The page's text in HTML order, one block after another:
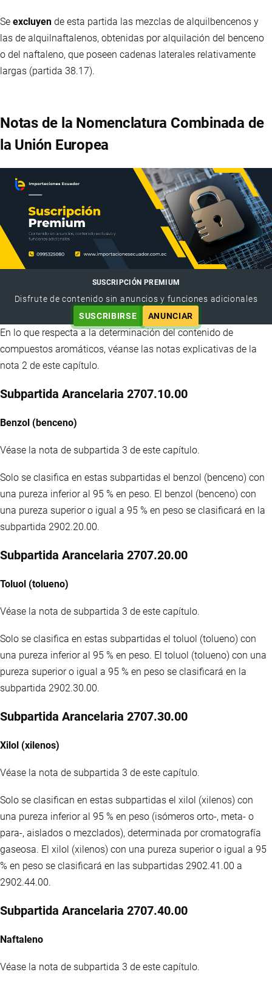
Se excluyen de esta partida las mezclas de alquilbencenos y
las de alquilnaftalenos, obtenidas por alquilación del benceno
o del naftaleno, que poseen cadenas laterales relativamente
largas (partida 38.17).
Notas de la Nomenclatura Combinada de
la Unión Europea
SUSCRIPCIÓN PREMIUM
Disfrute de contenido sin anuncios y funciones adicionales
SUSCRIBIRSE
ANUNCIAR
En lo que respecta a la determinación del contenido de
compuestos aromáticos, véanse las notas explicativas de la
nota 2 de este capítulo.
Subpartida Arancelaria 2707.10.00
Benzol (benceno)
Véase la nota de subpartida 3 de este capítulo.
Solo se clasifica en estas subpartidas el benzol (benceno) con
una pureza inferior al 95 % en peso. El benzol (benceno) con
una pureza superior o igual a 95 % en peso se clasificará en la
subpartida 2902.20.00.
Subpartida Arancelaria 2707.20.00
Toluol (tolueno)
Véase la nota de subpartida 3 de este capítulo.
Solo se clasifica en estas subpartidas el toluol (tolueno) con
una pureza inferior al 95 % en peso. El toluol (tolueno) con una
pureza superior o igual a 95 % en peso se clasificará en la
subpartida 2902.30.00.
Subpartida Arancelaria 2707.30.00
Xilol (xilenos)
Véase la nota de subpartida 3 de este capítulo.
Solo se clasifican en estas subpartidas el xilol (xilenos) con
una pureza inferior al 95 % en peso (isómeros orto-, meta- o
para-, aislados o mezclados), determinada por cromatografía
gaseosa. El xilol (xilenos) con una pureza superior o igual a 95
% en peso se clasificará en las subpartidas 2902.41.00 a
2902.44.00.
Subpartida Arancelaria 2707.40.00
Naftaleno
Véase la nota de subpartida 3 de este capítulo.